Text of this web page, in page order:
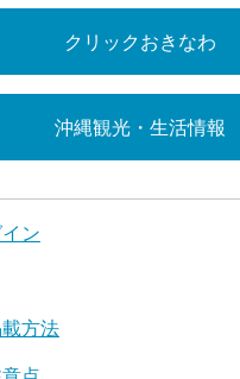
クリックおきなわ
沖縄観光・生活情報
ン
方法